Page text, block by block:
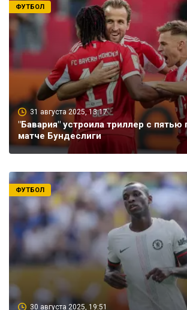
31 августа 2025, 13:17
"Бавария" устроила триллер с пятью
матче Бундеслиги
ФУТБОЛ
30 августа 2025, 19:51
ФУТБОЛ